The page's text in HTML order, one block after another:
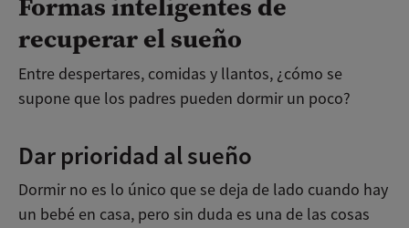
recuperar el sueño
Entre despertares, comidas y llantos, ¿cómo se
supone que los padres pueden dormir un poco?
Dar prioridad al sueño
Dormir no es lo único que se deja de lado cuando hay
un bebé en casa, pero sin duda es una de las cosas